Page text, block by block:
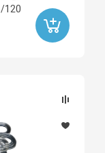
120